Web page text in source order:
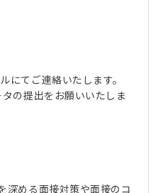
にてご連絡いたします。
の提出をお願いいたしま
深める面接対策や面接のコ